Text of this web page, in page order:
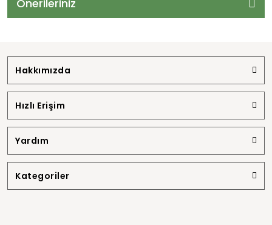
Önerileriniz
Hakkımızda
Hızlı Erişim
Yardım
Kategoriler